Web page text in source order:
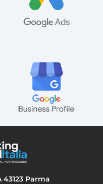
43123 Parma